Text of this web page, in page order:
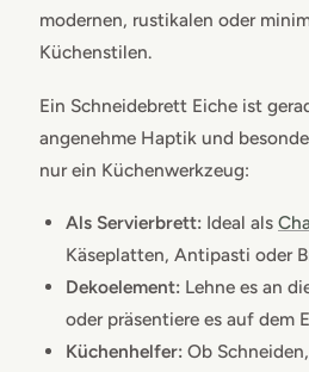
modernen, rustikalen oder
Küchenstilen.
Ein Schneidebrett Eiche ist
angenehme Haptik und
nur ein Küchenwerkzeug:
Als Servierbrett: Ideal als
Käseplatten, Antipasti oder
Dekoelement: Lehne es an
oder präsentiere es auf dem
Küchenhelfer: Ob